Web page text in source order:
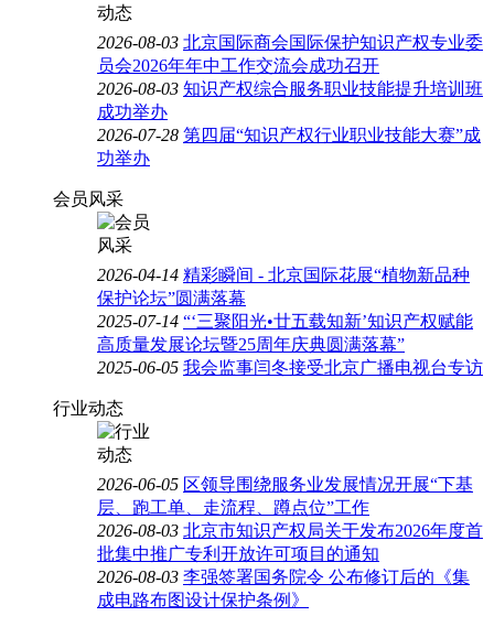
2026-08-03 北京国际商会国际保护知识产权专业委
员会2026年年中工作交流会成功召开
2026-08-03 知识产权综合服务职业技能提升培训班
成功举办
2026-07-28 第四届“知识产权行业职业技能大赛”成
功举办
会员风采
2026-04-14 精彩瞬间 - 北京国际花展“植物新品种
保护论坛”圆满落幕
2025-07-14 “‘三聚阳光•廿五载知新’知识产权赋能
高质量发展论坛暨25周年庆典圆满落幕”
2025-06-05 我会监事闫冬接受北京广播电视台专访
行业动态
2026-06-05 区领导围绕服务业发展情况开展“下基
层、跑工单、走流程、蹲点位”工作
2026-08-03 北京市知识产权局关于发布2026年度首
批集中推广专利开放许可项目的通知
2026-08-03 李强签署国务院令 公布修订后的《集
成电路布图设计保护条例》